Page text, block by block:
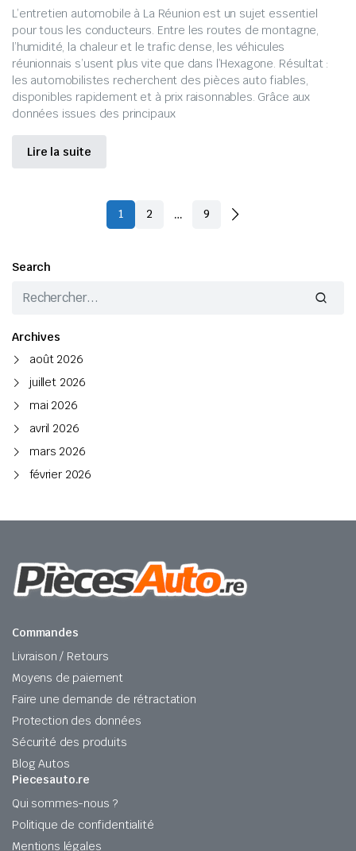
L’entretien automobile à La Réunion est un sujet essentiel
pour tous les conducteurs. Entre les routes de montagne,
l’humidité, la chaleur et le trafic dense, les véhicules
réunionnais s’usent plus vite que dans l’Hexagone. Résultat :
les automobilistes recherchent des pièces auto fiables,
disponibles rapidement et à prix raisonnables. Grâce aux
données issues des principaux
Lire la suite
1 2 … 9
Search
Archives
août 2026
juillet 2026
mai 2026
avril 2026
mars 2026
février 2026
Commandes
Livraison / Retours
Moyens de paiement
Faire une demande de rétractation
Protection des données
Sécurité des produits
Blog Autos
Piecesauto.re
Qui sommes-nous ?
Politique de confidentialité
Mentions légales